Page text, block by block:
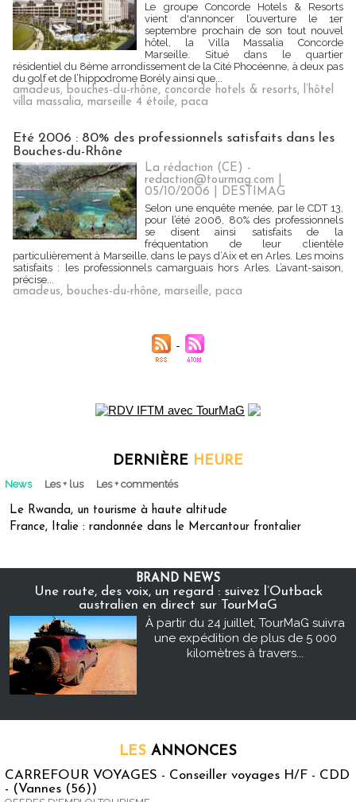
Le groupe Concorde Hotels & Resorts
vient d'annoncer l’ouverture le 1er
septembre prochain de son tout nouvel
hôtel, la Villa Massalia Concorde
Marseille. Situé dans le quartier
résidentiel du 8ème arrondissement de la Cité Phocéenne, à deux pas
du golf et de l’hippodrome Borély ainsi que...
amadeus, bouches-du-rhône, concorde hotels & resorts, l’hôtel
villa massalia, marseille 4 étoile, paca
Eté 2006 : 80% des professionnels satisfaits dans les
Bouches-du-Rhône
La rédaction (CE) -
redaction@tourmag.com |
05/10/2006
DESTIMAG
Selon une enquête menée, par le CDT 13,
pour l’été 2006, 80% des professionnels
se disent ainsi satisfaits de la
fréquentation de leur clientèle
particulièrement à Marseille, dans le pays d’Aix et en Arles. Les moins
satisfaits : les professionnels camarguais hors Arles. L’avant-saison,
précise...
amadeus, bouches-du-rhône, marseille, paca
DERNIÈRE HEURE
News Les + lus Les + commentés
Le Rwanda, un tourisme à haute altitude
France, Italie : randonnée dans le Mercantour frontalier
BRAND NEWS
Une route, des voix, un regard : suivez l’Outback
australien en direct sur TourMaG
À partir du 24 juillet, TourMaG suivra
une expédition de plus de 5 000
kilomètres à travers...
LES ANNONCES
CARREFOUR VOYAGES - Conseiller voyages H/F - CDD
- (Vannes (56))